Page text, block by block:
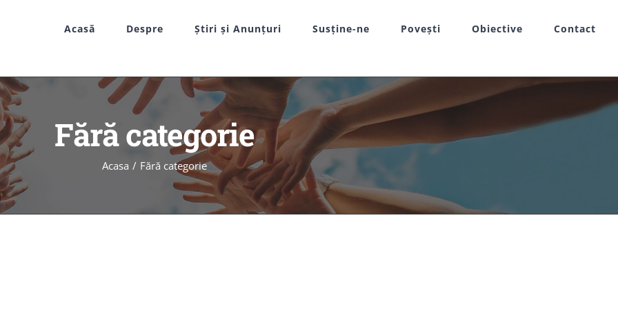
Acasă Despre Știri și Anunțuri Susține-ne Povești Obiective Contact
Fără categorie
Acasa Fără categorie